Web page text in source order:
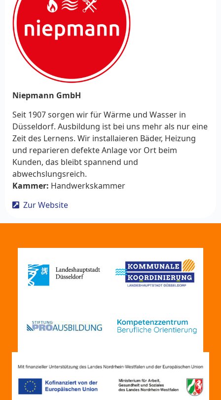
Niepmann GmbH
Seit 1907 sorgen wir für Wärme und Wasser in
Düsseldorf. Ausbildung ist bei uns mehr als nur eine
Zeit des Lernens. Wir installaieren Bäder, Heizung
und reparieren defekte Anlage vor Ort beim
Kunden, das bleibt spannend und
abwechslungsreich.
Kammer: Handwerkskammer
Zur Website